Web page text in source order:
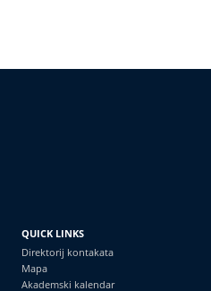
QUICK LINKS
Direktorij kontakata
Mapa
Akademski kalendar